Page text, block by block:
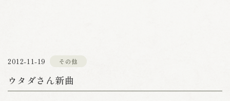
2012-11-19 その他
ウタダさん新曲